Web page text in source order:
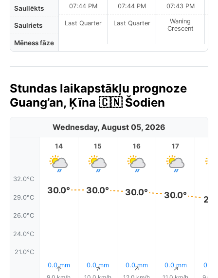
Saullēkts
Saulriets
Mēness fāze
07:44 PM
Last Quarter
07:44 PM
Last Quarter
07:43 PM
Waning
Crescent
Stundas laikapstākļu prognoze
Guang’an, Ķīna 🇨🇳 Šodien
Wednesday, August 05, 2026
32.0°C
29.0°C
26.0°C
24.0°C
21.0°C
14
30.0°
0.0 mm
↑
15
30.0°
0.0 mm
↑
16
30.0°
0.0 mm
↑
17
30.0°
0.0 mm
↑ 0.0